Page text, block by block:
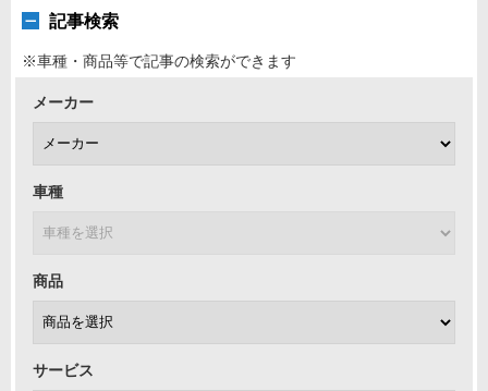
記事検索
※車種・商品等で記事の検索ができます
メーカー
車種
商品
サービス